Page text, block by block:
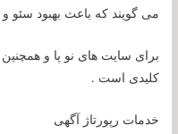
می گویند که باعث بهبود
برای سایت های نو پا و
کلیدی است .
خدمات رپورتاژ آگهی